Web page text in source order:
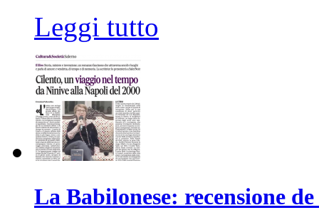
Leggi tutto
La Babilonese: recensione